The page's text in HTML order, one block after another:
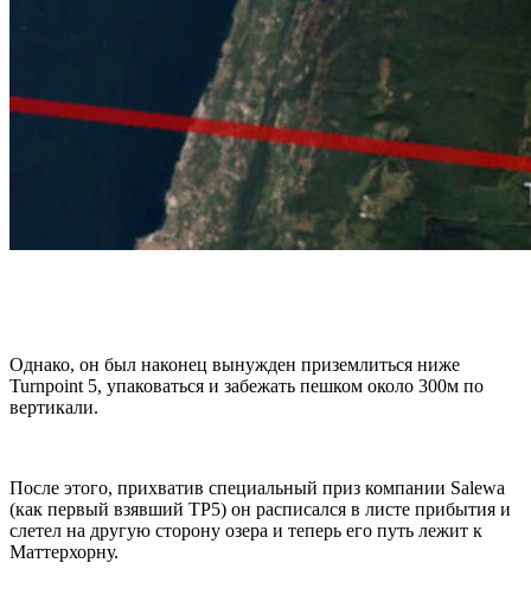
Однако, он был наконец вынужден приземлиться ниже
Turnpoint 5, упаковаться и забежать пешком около 300м по
вертикали.
После этого, прихватив специальный приз компании Salewa
(как первый взявший TP5) он расписался в листе прибытия и
слетел на другую сторону озера и теперь его путь лежит к
Маттерхорну.